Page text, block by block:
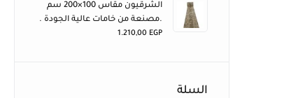
الشرقيون مقاس 100×200 سم
.مصنعة من خامات عالية الجودة .
1.210,00 EGP
السلة